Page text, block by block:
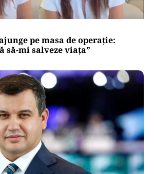
pe masa de operație:
să-mi salveze viața”